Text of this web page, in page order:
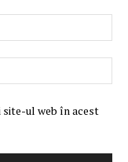
site-ul web în acest